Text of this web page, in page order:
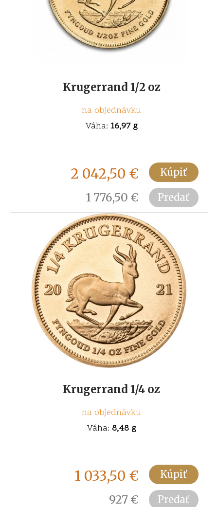
Krugerrand 1/2 oz
na objednávku
Váha: 16,97 g
2 042,50 €
1 776,50 €
Kúpiť
Predať
Krugerrand 1/4 oz
na objednávku
Váha: 8,48 g
1 033,50 €
927 €
Kúpiť
Predať